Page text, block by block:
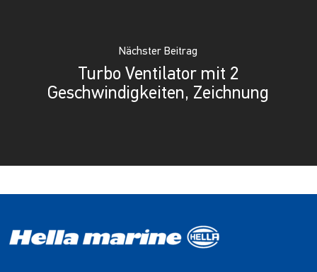
Nächster Beitrag
Turbo Ventilator mit 2
Geschwindigkeiten, Zeichnung